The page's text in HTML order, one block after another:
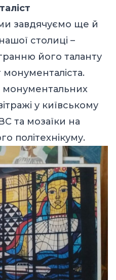
завдячуємо ще й
столиці –
його таланту
монументальних
у київському
та мозаїки на
політехнікуму.